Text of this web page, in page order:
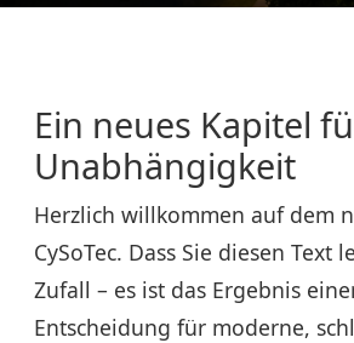
Ein neues Kapitel
Unabhängigkeit
Herzlich willkommen auf dem
CySoTec. Dass Sie diesen Text
Zufall – es ist das Ergebnis
Entscheidung für moderne,